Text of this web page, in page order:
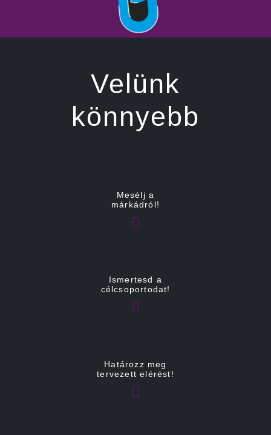
Velünk
könnyebb
Mesélj a
márkádról!
Ismertesd a
célcsoportodat!
Határozz meg
tervezett elérést!